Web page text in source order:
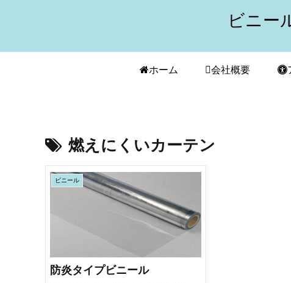
ビニー
ホーム 会社概要
燃えにくいカーテン
ビニール
防炎タイプビニール